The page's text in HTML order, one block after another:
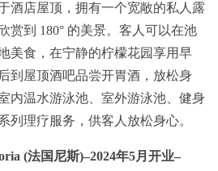
酒店屋顶，拥有一个宽敞的私人露
赏到 180° 的美景。客人可以在池
美食，在宁静的柠檬花园享用早
到屋顶酒吧品尝开胃酒，放松身
内温水游泳池、室外游泳池、健身
列理疗服务，供客人放松身心。
(法国尼斯)–2024年5月开业–